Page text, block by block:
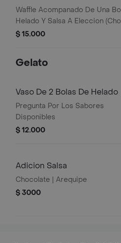
Waffle Acompanado De Una
Helado Y Salsa A Eleccion
O Arequipe).
$ 15.000
Gelato
Vaso De 2 Bolas De Helado
Pregunta Por Los Sabores
Disponibles
$ 12.000
Adicion Salsa
Chocolate | Arequipe
$ 3000